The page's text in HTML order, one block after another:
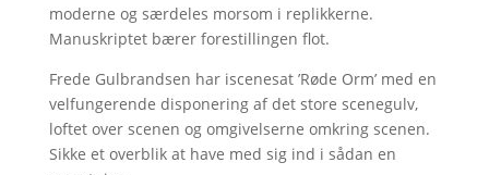
moderne og særdeles morsom i replikkerne.
Manuskriptet bærer forestillingen flot.
Frede Gulbrandsen har iscenesat ’Røde Orm’ med en
velfungerende disponering af det store scenegulv,
loftet over scenen og omgivelserne omkring scenen.
Sikke et overblik at have med sig ind i sådan en